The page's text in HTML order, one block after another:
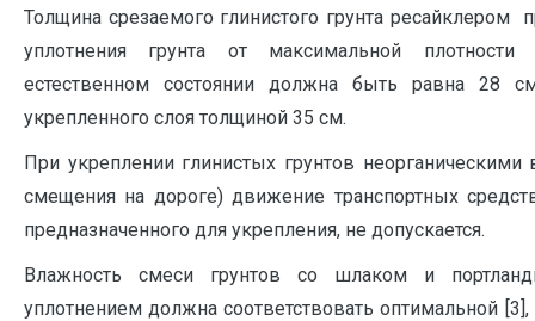
Толщина срезаемого глинистого грунта ресайклером
уплотнения грунта от максимальной
естественном состоянии должна быть равна 28
укрепленного слоя толщиной 35 см.
При укреплении глинистых грунтов
смещения на дороге) движение транспортных
предназначенного для укрепления, не допускается.
Влажность смеси грунтов со шлаком и
уплотнением должна соответствовать оптимальной